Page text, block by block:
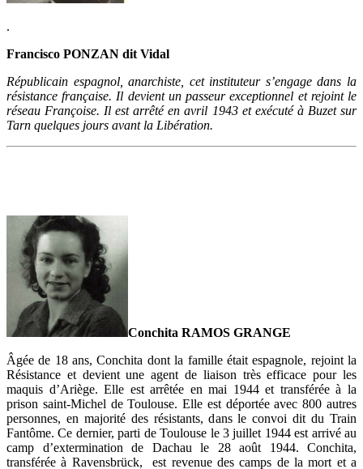
.
Francisco PONZAN dit Vidal
Républicain espagnol, anarchiste, cet instituteur s’engage dans la
résistance française. Il devient un passeur exceptionnel et rejoint le
réseau Françoise. Il est arrêté en avril 1943 et exécuté à Buzet sur
Tarn quelques jours avant la Libération.
Conchita RAMOS GRANGE
Âgée de 18 ans, Conchita dont la famille était espagnole, rejoint la
Résistance et devient une agent de liaison très efficace pour les
maquis d’Ariège. Elle est arrêtée en mai 1944 et transférée à la
prison saint-Michel de Toulouse. Elle est déportée avec 800 autres
personnes, en majorité des résistants, dans le convoi dit du Train
Fantôme. Ce dernier, parti de Toulouse le 3 juillet 1944 est arrivé au
camp d’extermination de Dachau le 28 août 1944. Conchita,
transférée à Ravensbrück, est revenue des camps de la mort et a